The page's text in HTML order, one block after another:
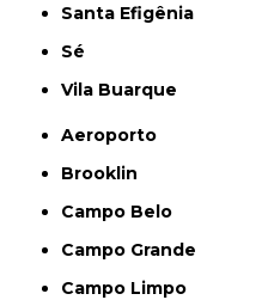
Santa Efigênia
Sé
Vila Buarque
Aeroporto
Brooklin
Campo Belo
Campo Grande
Campo Limpo